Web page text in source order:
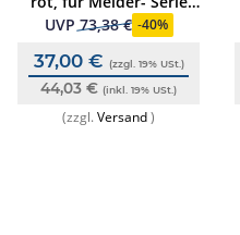
9000
UVP73,38 € -40%
37,00 € (zzgl. 19% USt.)
44,03 € (inkl. 19% USt.)
(zzgl.Versand)